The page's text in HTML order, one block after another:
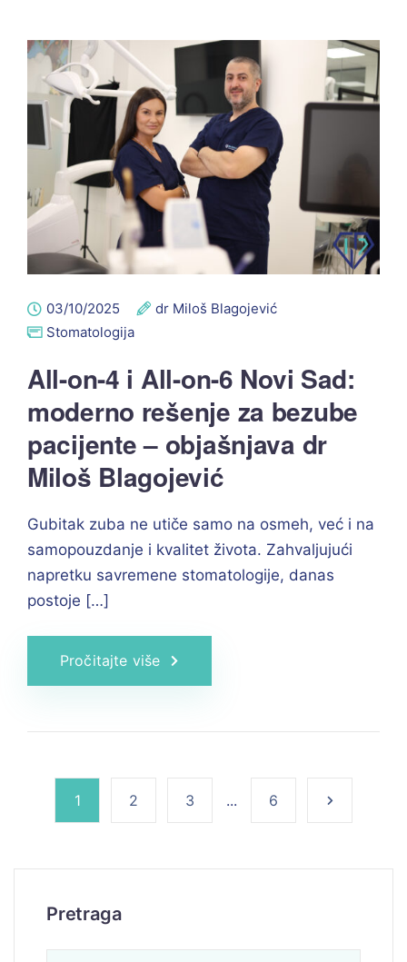
03/10/2025
dr Miloš Blagojević
Stomatologija
All-on-4 i All-on-6 Novi Sad:
moderno rešenje za bezube
pacijente – objašnjava dr
Miloš Blagojević
Gubitak zuba ne utiče samo na osmeh, već i na
samopouzdanje i kvalitet života. Zahvaljujući
napretku savremene stomatologije, danas
postoje […]
Pročitajte više
1 2 3 ... 6
Pretraga